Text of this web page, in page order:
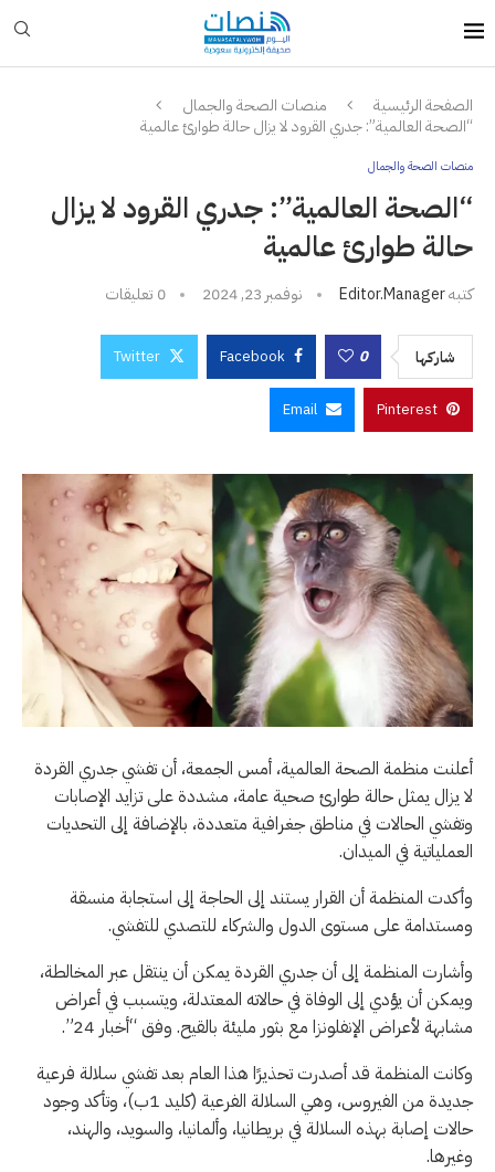
الصفحة الرئيسية
منصات الصحة والجمال
“الصحة العالمية”: جدري القرود لا يزال حالة طوارئ عالمية
منصات الصحة والجمال
“الصحة العالمية”: جدري القرود لا يزال
حالة طوارئ عالمية
كتبهEditor.manager نوفمبر 23, 2024 0 تعليقات
شاركها 0
Facebook
Twitter
Pinterest
Email
أعلنت منظمة الصحة العالمية، أمس الجمعة، أن تفشي جدري القردة
لا يزال يمثل حالة طوارئ صحية عامة، مشددة على تزايد الإصابات
وتفشي الحالات في مناطق جغرافية متعددة، بالإضافة إلى التحديات
العملياتية في الميدان.
وأكدت المنظمة أن القرار يستند إلى الحاجة إلى استجابة منسقة
ومستدامة على مستوى الدول والشركاء للتصدي للتفشي.
وأشارت المنظمة إلى أن جدري القردة يمكن أن ينتقل عبر المخالطة،
ويمكن أن يؤدي إلى الوفاة في حالاته المعتدلة، ويتسبب في أعراض
مشابهة لأعراض الإنفلونزا مع بثور مليئة بالقيح. وفق “أخبار 24”.
وكانت المنظمة قد أصدرت تحذيرًا هذا العام بعد تفشي سلالة فرعية
جديدة من الفيروس، وهي السلالة الفرعية (كليد 1ب)، وتأكد وجود
حالات إصابة بهذه السلالة في بريطانيا، وألمانيا، والسويد، والهند،
وغيرها.